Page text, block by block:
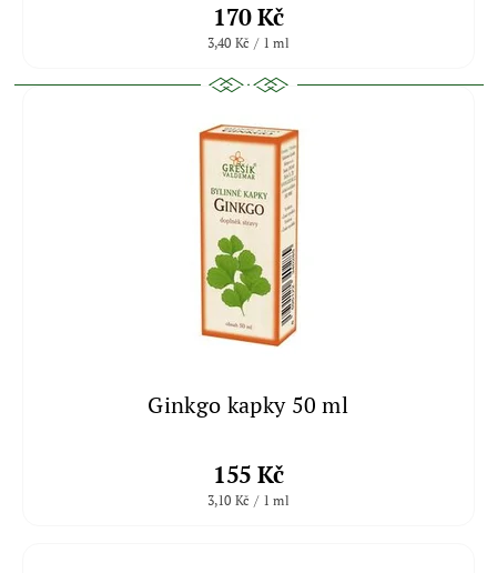
170 Kč
3,40 Kč / 1 ml
Ginkgo kapky 50 ml
155 Kč
3,10 Kč / 1 ml